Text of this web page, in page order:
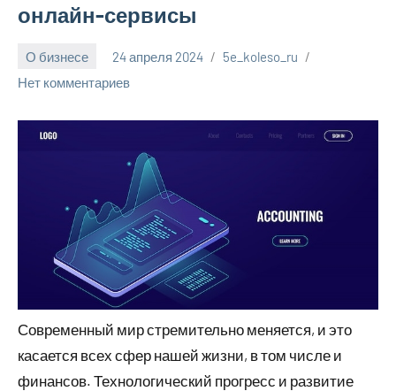
онлайн-сервисы
О бизнесе 24 апреля 2024
5e_koleso_ru
Нет комментариев
Современный мир стремительно меняется, и это
касается всех сфер нашей жизни, в том числе и
финансов. Технологический прогресс и развитие